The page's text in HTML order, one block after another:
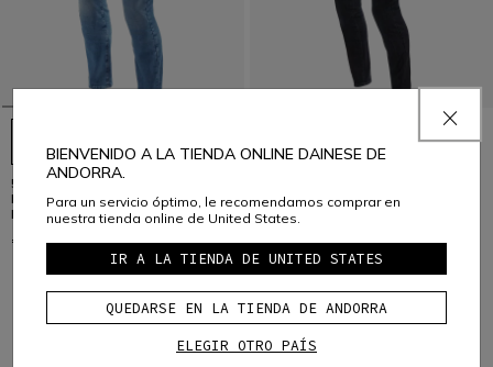
5-POCKET DENIM TAPERED-FIT -
PANTALON VAQUERO MOTO
HOMBRE
€ 199
PANTALON VAQUERO MOTO
HOMBRE
€ 199
8 de 19 productos
BIENVENIDO A LA TIENDA ONLINE DAINESE DE
ANDORRA.
Para un servicio óptimo, le recomendamos comprar en
nuestra tienda online de United States.
IR A LA TIENDA DE UNITED STATES
QUEDARSE EN LA TIENDA DE ANDORRA
ELEGIR OTRO PAÍS